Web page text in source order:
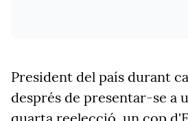
President del país durant
després de presentar-se a